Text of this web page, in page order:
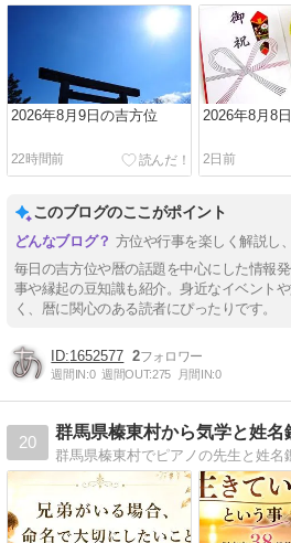
2026年8月9日の吉方位
22時間前
2026年8月8
2日前
このブログのここがポイント
方位や行事を楽しく解説し
毎日の吉方位や暦の話題を中心にした情報
事や縁起の豆知識も紹介。身近なイベント
く、暦に関心のある読者にぴったりです。
1652577 2
週間IN:0 週間OUT:275 月間IN:0
20